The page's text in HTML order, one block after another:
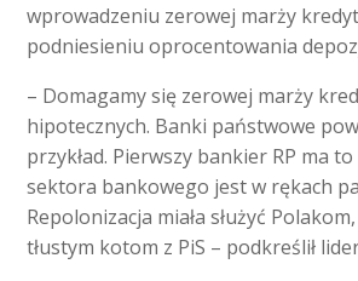
wprowadzeniu zerowej marży
podniesieniu oprocentowania
– Domagamy się zerowej marży
hipotecznych. Banki państwowe
przykład. Pierwszy bankier RP ma to
sektora bankowego jest w rękach
Repolonizacja miała służyć
tłustym kotom z PiS – podkreślił